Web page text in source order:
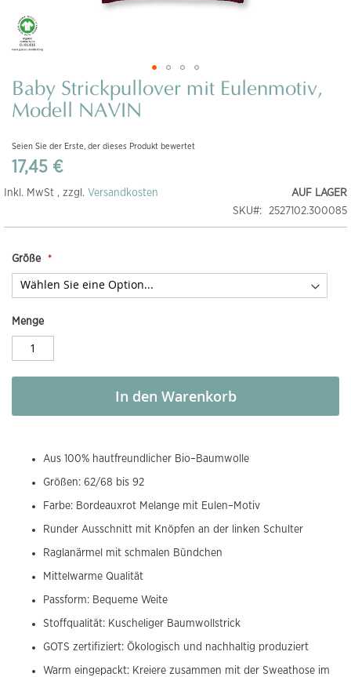
Zum
Anfang
der
springen
Baby Strickpullover mit Eulenmotiv,
Modell NAVIN
Seien Sie der Erste, der dieses Produkt bewertet
17,45 €
AUF LAGER
SKU
2527102.300085
Inkl. MwSt , zzgl. Versandkosten
Größe
Menge
In den Warenkorb
Aus 100% hautfreundlicher Bio–Baumwolle
Größen: 62/68 bis 92
Farbe: Bordeauxrot Melange mit Eulen–Motiv
Runder Ausschnitt mit Knöpfen an der linken Schulter
Raglanärmel mit schmalen Bündchen
Mittelwarme Qualität
Passform: Bequeme Weite
Stoffqualität: Kuscheliger Baumwollstrick
GOTS zertifiziert: Ökologisch und nachhaltig produziert
Warm eingepackt: Kreiere zusammen mit der Sweathose im